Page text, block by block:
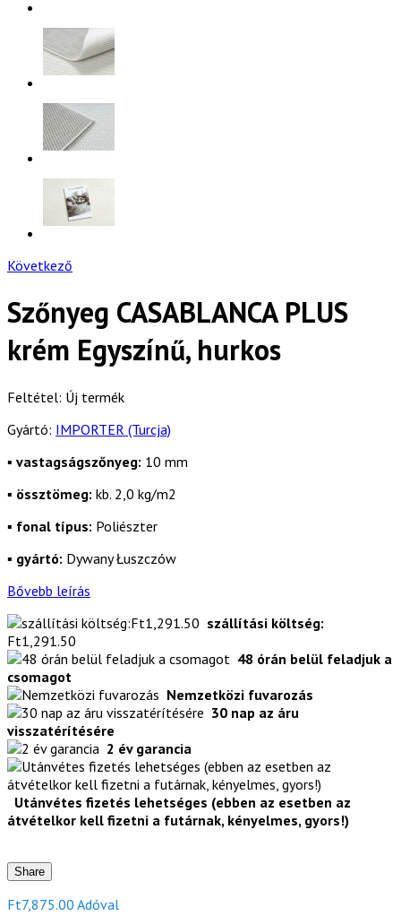
Következő
Szőnyeg CASABLANCA PLUS
krém Egyszínű, hurkos
Feltétel: Új termék
Gyártó: IMPORTER (Turcja)
▪ vastagságszőnyeg: 10 mm
▪ össztömeg: kb. 2,0 kg/m2
▪ fonal típus: Poliészter
▪ gyártó: Dywany Łuszczów
Bővebb leírás
szállítási költség:
Ft1,291.50
48 órán belül feladjuk a
csomagot
Nemzetközi fuvarozás
30 nap az áru
visszatérítésére
2 év garancia
Utánvétes fizetés lehetséges (ebben az esetben az
átvételkor kell fizetni a futárnak, kényelmes, gyors!)
Share
Ft7,875.00 Adóval